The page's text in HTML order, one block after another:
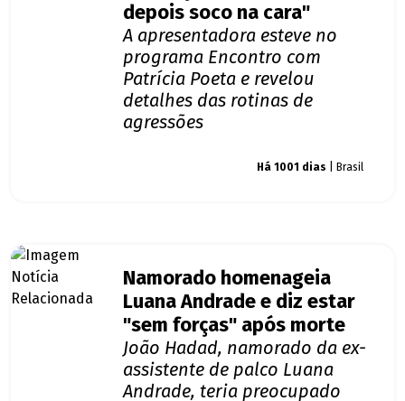
depois soco na cara"
A apresentadora esteve no
programa Encontro com
Patrícia Poeta e revelou
detalhes das rotinas de
agressões
Há 1001 dias | Brasil
Namorado homenageia
Luana Andrade e diz estar
"sem forças" após morte
João Hadad, namorado da ex-
assistente de palco Luana
Andrade, teria preocupado